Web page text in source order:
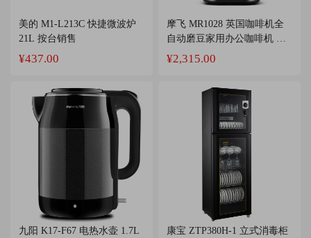
美的 M1-L213C 快捷微波炉
21L 按台销售
¥437.00
摩飞 MR1028 英国咖啡机全
自动磨豆家用办公咖啡机 双
层保温咖啡壶豆粉两用
1.5L（8杯） 银黑色 按台销
¥2,315.00
九阳 K17-F67 电热水壶 1.7L
康宝 ZTP380H-1 立式消毒柜